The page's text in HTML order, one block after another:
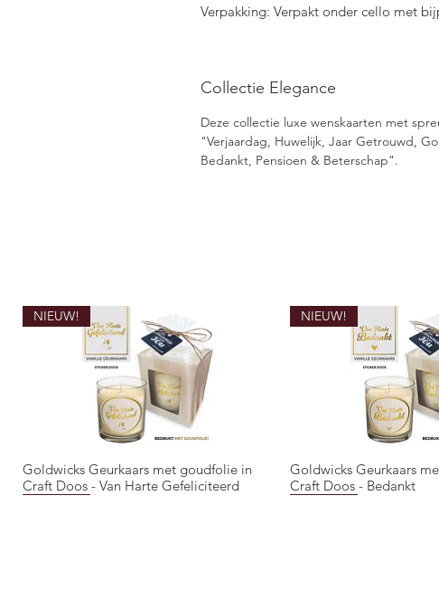
Verpakking: Verpakt onder cello met
Collectie Elegance
Deze collectie luxe wenskaarten met
"Verjaardag, Huwelijk, Jaar Getrouwd,
Bedankt, Pensioen & Beterschap".
Quick View
NIEUW!
Goldwicks Geurkaars met goudfolie in
Craft Doos - Van Harte Gefeliciteerd
Quick
NIEUW!
Goldwicks Geurkaars
Craft Doos - Bedankt